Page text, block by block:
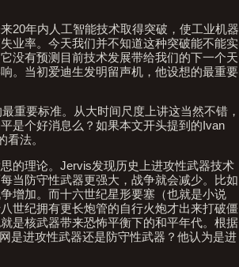
20年内人工智能技术取得突破，使工业机器
业率。今天我们并不知道这种突破能不能实
没有预测目前技术发展带给我们的下一个天
。当初爱迪生发明留声机，他设想的最重要
重要标准。从大时间尺度上讲这当然不错，
是个好消息么？如果本文开头提到的Ivan
法。
的理论。Jervis发现历史上进攻性武器技术
当防守性武器更强大，战争就会减少。比如
增加。而十六世纪星形要塞（也就是小说
世纪拥有更长炮管的自行火炮才出来打破僵
是核武器带来恐怖平衡下的和平年代。根据
是进攻性武器还是防守性武器？他认为是进